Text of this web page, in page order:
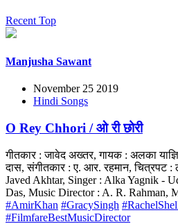
Recent Top
Manjusha Sawant
November 25 2019
Hindi Songs
O Rey Chhori / ओ री छोरी
गीतकार : जावेद अख्तर, गायक : अलका
दास, संगीतकार : ए. आर. रहमान, चित्रपट
Javed Akhtar, Singer : Alka Yagnik -
Das, Music Director : A. R. Rahman,
#AmirKhan #GracySingh
#FilmfareBestMusicDirector